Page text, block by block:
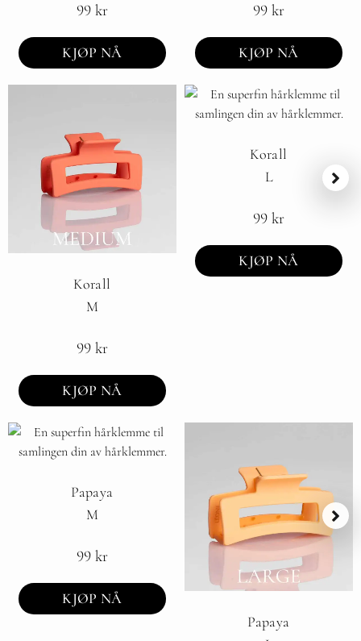
99 kr
KJØP NÅ
99 kr
KJØP NÅ
Korall
M
99 kr
KJØP NÅ
Korall
L
99 kr
KJØP NÅ
Papaya
M
99 kr
KJØP NÅ
Papaya